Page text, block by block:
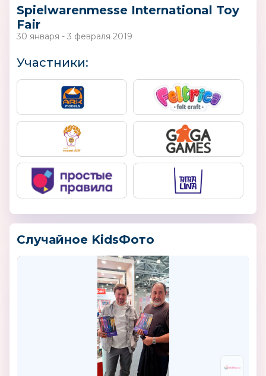
Spielwarenmesse International Toy
Fair
30 января - 3 февраля 2019
Участники:
Случайное KidsФото